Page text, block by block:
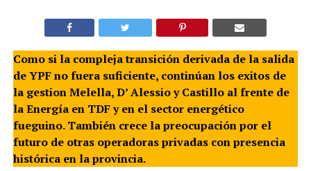
Como si la compleja transición derivada de la salida
de YPF no fuera suficiente, continúan los exitos de
la gestion Melella, D’ Alessio y Castillo al frente de
la Energía en TDF y en el sector energético
fueguino. También crece la preocupación por el
futuro de otras operadoras privadas con presencia
histórica en la provincia.